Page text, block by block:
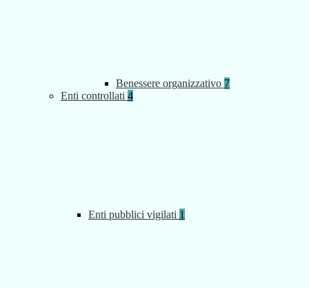
Benessere organizzativo 7
Enti controllati 4
Enti pubblici vigilati 1